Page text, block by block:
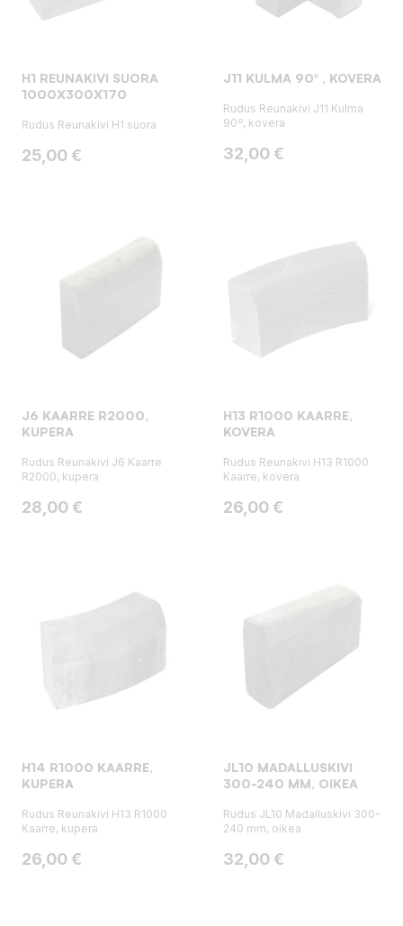
H1 REUNAKIVI SUORA
1000X300X170
Rudus Reunakivi H1 suora
Hinta
25,00 €
J11 KULMA 90º , KOVERA
Rudus Reunakivi J11 Kulma
90º, kovera
Hinta
32,00 €
J6 KAARRE R2000,
KUPERA
Rudus Reunakivi J6 Kaarre
R2000, kupera
Hinta
28,00 €
H13 R1000 KAARRE,
KOVERA
Rudus Reunakivi H13 R1000
Kaarre, kovera
Hinta
26,00 €
H14 R1000 KAARRE,
KUPERA
Rudus Reunakivi H13 R1000
Kaarre, kupera
Hinta
26,00 €
JL10 MADALLUSKIVI
300-240 MM, OIKEA
Rudus JL10 Madalluskivi 300-
240 mm, oikea
Hinta
32,00 €